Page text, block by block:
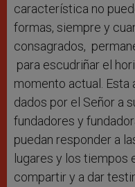
característica no
formas, siempre y
consagrados,
para escudriñar el
momento actual. Esta
dados por el Señor a
fundadores y
puedan responder a
lugares y los tiempos
compartir y a dar